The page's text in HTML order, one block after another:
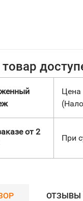
товар
Цена
от 2
При
ОТЗЫВЫ